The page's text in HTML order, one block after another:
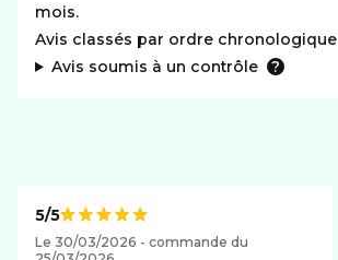
mois.
Avis classés par ordre chronologique
Avis soumis à un contrôle
Note de
5/5
Le 30/03/2026 - commande du